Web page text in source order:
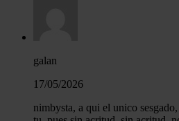
galan
17/05/2026
nimbysta, a qui el unico